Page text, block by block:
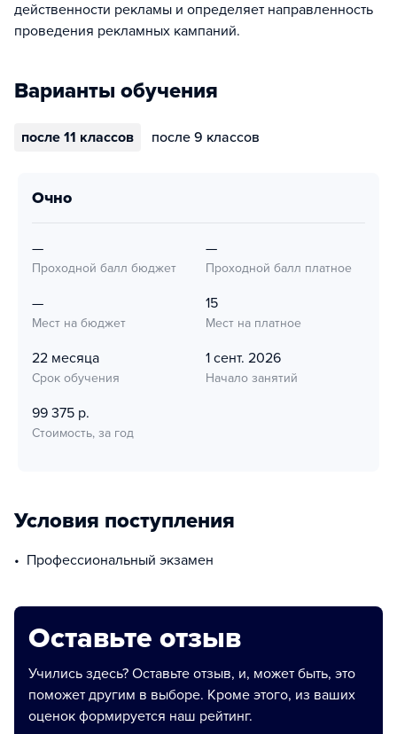
действенности рекламы и определяет направленность
проведения рекламных кампаний.
Варианты обучения
после 11 классов после 9 классов
очно
—
Проходной балл бюджет
—
Проходной балл платное
—
Мест на бюджет
15
Мест на платное
22 месяца
Срок обучения
1 сент. 2026
Начало занятий
99 375 р.
Стоимость, за год
Условия поступления
профессиональный экзамен
Оставьте отзыв
Учились здесь? Оставьте отзыв, и, может быть, это
поможет другим в выборе. Кроме этого, из ваших
оценок формируется наш рейтинг.